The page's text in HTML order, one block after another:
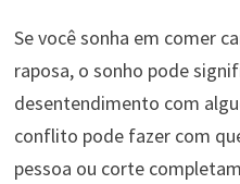
Se você sonha em comer
raposa, o sonho pode
desentendimento com
conflito pode fazer com
pessoa ou corte